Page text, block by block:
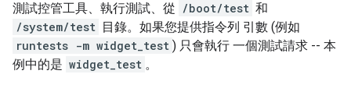
測試控管工具、執行測試、從 /boot/test 和
/system/test 目錄。如果您提供指令列 引數 (例如
runtests -m widget_test ) 只會執行 一個測試請求 -- 本
例中的是 widget_test 。